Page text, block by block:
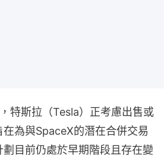
特斯拉‌（Tesla）正考慮出售或
為‌與SpaceX的潛在合併交易‌
目前仍處於早期階段且存在變